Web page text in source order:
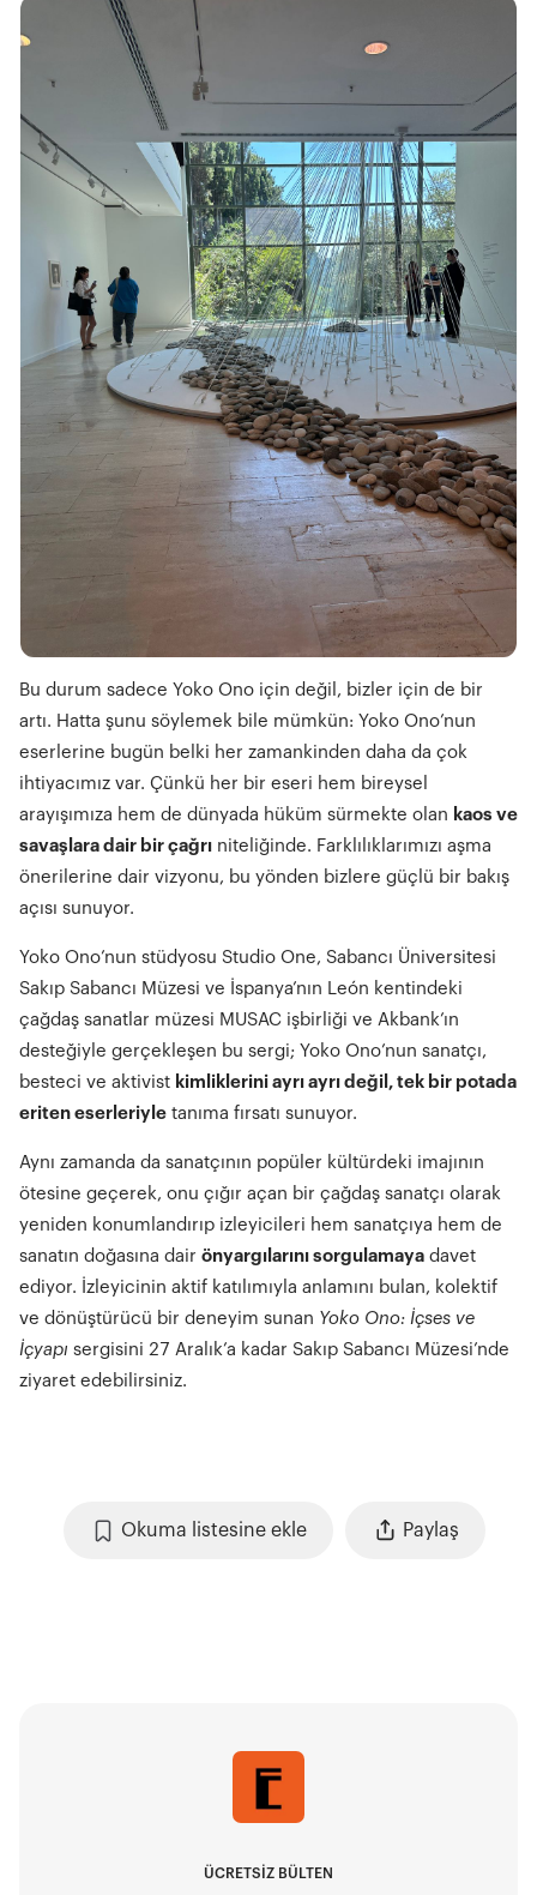
Bu durum sadece Yoko Ono için değil, bizler için de bir
artı. Hatta şunu söylemek bile mümkün: Yoko Ono’nun
eserlerine bugün belki her zamankinden daha da çok
ihtiyacımız var. Çünkü her bir eseri hem bireysel
arayışımıza hem de dünyada hüküm sürmekte olan kaos ve
savaşlara dair bir çağrı niteliğinde. Farklılıklarımızı aşma
önerilerine dair vizyonu, bu yönden bizlere güçlü bir bakış
açısı sunuyor.
Yoko Ono’nun stüdyosu Studio One, Sabancı Üniversitesi
Sakıp Sabancı Müzesi ve İspanya’nın León kentindeki
çağdaş sanatlar müzesi MUSAC işbirliği ve Akbank’ın
desteğiyle gerçekleşen bu sergi; Yoko Ono’nun sanatçı,
besteci ve aktivist kimliklerini ayrı ayrı değil, tek bir potada
eriten eserleriyle tanıma fırsatı sunuyor.
Aynı zamanda da sanatçının popüler kültürdeki imajının
ötesine geçerek, onu çığır açan bir çağdaş sanatçı olarak
yeniden konumlandırıp izleyicileri hem sanatçıya hem de
sanatın doğasına dair önyargılarını sorgulamaya davet
ediyor. İzleyicinin aktif katılımıyla anlamını bulan, kolektif
ve dönüştürücü bir deneyim sunan Yoko Ono: İçses ve
İçyapı sergisini 27 Aralık’a kadar Sakıp Sabancı Müzesi’nde
ziyaret edebilirsiniz.
Okuma listesine ekle Paylaş
ÜCRETSİZ BÜLTEN